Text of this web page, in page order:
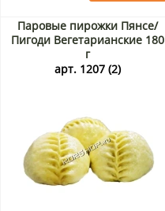
Паровые пирожки Пянсе/
Пигоди Вегетарианские 180
г
арт. 1207 (2)